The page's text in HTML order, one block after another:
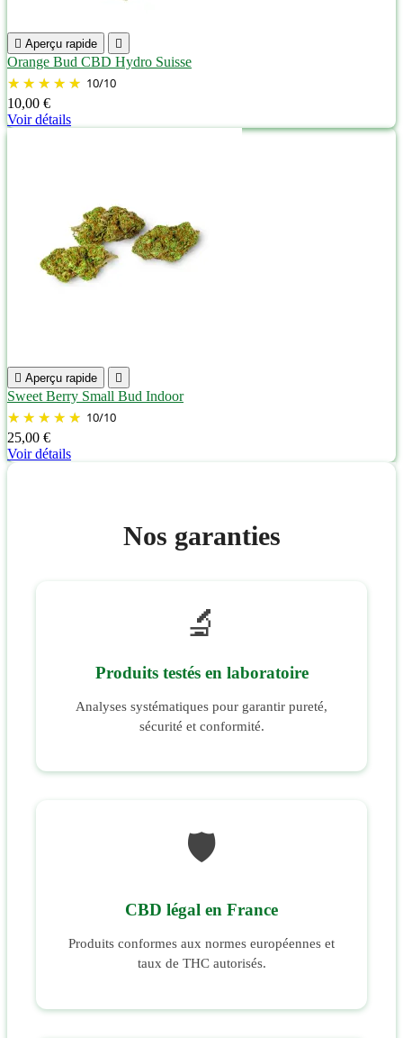
 Aperçu rapide 
Orange Bud CBD Hydro Suisse
10/10
10,00 €
Voir détails
 Aperçu rapide 
Sweet Berry Small Bud Indoor
10/10
25,00 €
Voir détails
Nos garanties
🔬
Produits testés en laboratoire
Analyses systématiques pour garantir pureté,
sécurité et conformité.
🛡️
CBD légal en France
Produits conformes aux normes européennes et
taux de THC autorisés.